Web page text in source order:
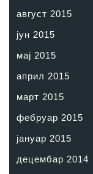
август 2015
јун 2015
мај 2015
април 2015
март 2015
фебруар 2015
јануар 2015
децембар 2014